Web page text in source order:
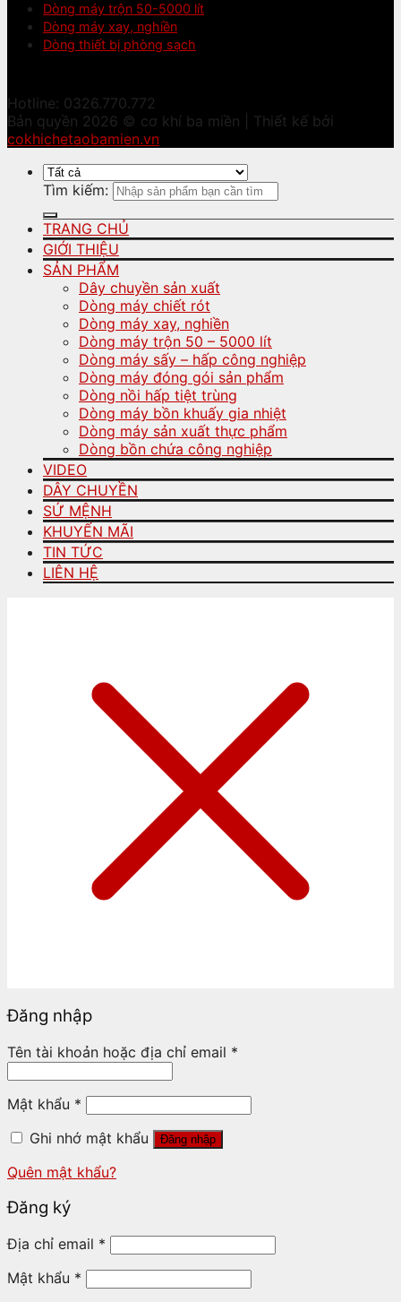
Dòng máy trộn 50-5000 lít
Dòng máy xay, nghiền
Dòng thiết bị phòng sạch
Hotline: 0326.770.772
Bản quyền 2026 © cơ khí ba miền | Thiết kế bởi
cokhichetaobamien.vn
Tìm kiếm:
TRANG CHỦ
GIỚI THIỆU
SẢN PHẨM
Dây chuyền sản xuất
Dòng máy chiết rót
Dòng máy xay, nghiền
Dòng máy trộn 50 – 5000 lít
Dòng máy sấy – hấp công nghiệp
Dòng máy đóng gói sản phẩm
Dòng nồi hấp tiệt trùng
Dòng máy bồn khuấy gia nhiệt
Dòng máy sản xuất thực phẩm
Dòng bồn chứa công nghiệp
VIDEO
DÂY CHUYỀN
SỨ MỆNH
KHUYẾN MÃI
TIN TỨC
LIÊN HỆ
Đăng nhập
Tên tài khoản hoặc địa chỉ email *
Mật khẩu *
Ghi nhớ mật khẩu
Đăng nhập
Quên mật khẩu?
Đăng ký
Địa chỉ email *
Mật khẩu *